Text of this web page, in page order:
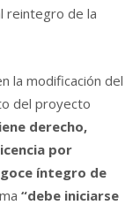
reintegro de la
la modificación del
del proyecto
derecho,
por
íntegro de
“debe iniciarse